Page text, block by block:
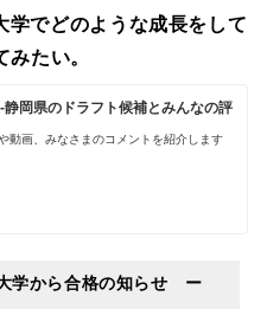
学でどのような成長をして
たい。
岡県のドラフト候補とみんなの評
動画、みなさまのコメントを紹介します
学から合格の知らせ ー